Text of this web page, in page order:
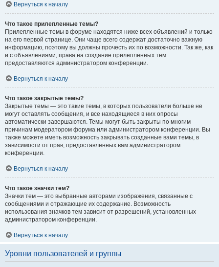
Вернуться к началу
Что такое прилепленные темы?
Прилепленные темы в форуме находятся ниже всех объявлений и только
на его первой странице. Они чаще всего содержат достаточно важную
информацию, поэтому вы должны прочесть их по возможности. Так же, как
и с объявлениями, права на создание прилепленных тем
предоставляются администратором конференции.
Вернуться к началу
Что такое закрытые темы?
Закрытые темы — это такие темы, в которых пользователи больше не
могут оставлять сообщения, и все находящиеся в них опросы
автоматически завершаются. Темы могут быть закрыты по многим
причинам модератором форума или администратором конференции. Вы
также можете иметь возможность закрывать созданные вами темы, в
зависимости от прав, предоставленных вам администратором
конференции.
Вернуться к началу
Что такое значки тем?
Значки тем — это выбранные авторами изображения, связанные с
сообщениями и отражающие их содержание. Возможность
использования значков тем зависит от разрешений, установленных
администратором конференции.
Вернуться к началу
Уровни пользователей и группы